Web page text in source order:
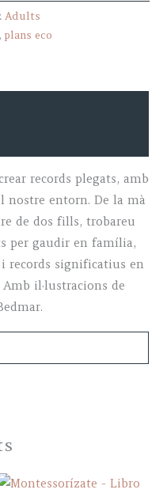
Adults
,plans eco
records plegats, amb
nostre entorn. De la mà
de dos fills, trobareu
per gaudir en família,
records significatius en
il·lustracions de